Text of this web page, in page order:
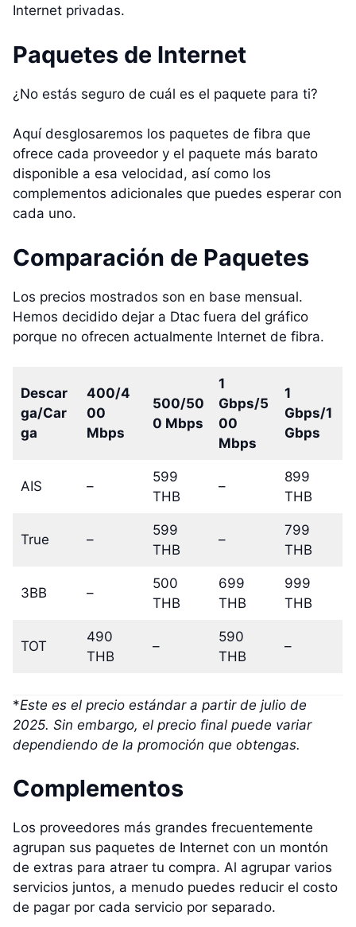
Internet privadas.
Paquetes de Internet
¿No estás seguro de cuál es el paquete para ti?
Aquí desglosaremos los paquetes de fibra que
ofrece cada proveedor y el paquete más barato
disponible a esa velocidad, así como los
complementos adicionales que puedes esperar con
cada uno.
Comparación de Paquetes
Los precios mostrados son en base mensual.
Hemos decidido dejar a Dtac fuera del gráfico
porque no ofrecen actualmente Internet de fibra.
Descar
ga/Car
ga
400/4
00
Mbps
500/50
0 Mbps
1
Gbps/5
00
Mbps
1
Gbps/1
Gbps
AIS –
599
THB
–
899
THB
True –
599
THB
–
799
THB
3BB –
500
THB
699
THB
999
THB
TOT
490
THB
–
590
THB
–
*Este es el precio estándar a partir de julio de
2025. Sin embargo, el precio final puede variar
dependiendo de la promoción que obtengas.
Complementos
Los proveedores más grandes frecuentemente
agrupan sus paquetes de Internet con un montón
de extras para atraer tu compra. Al agrupar varios
servicios juntos, a menudo puedes reducir el costo
de pagar por cada servicio por separado.